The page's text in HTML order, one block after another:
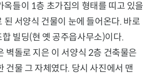
옥들이 1층 초가집의 형태를 띠고 있을
된 서양식 건물이 눈에 들어온다. 바로
빌딩(현 옛 공주읍사무소)이다.
벽돌로 지은 이 서양식 2층 건축물은
건물 그 자체였다. 당시 사진에서 맨